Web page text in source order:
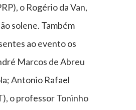
o Rogério da Van,
solene. Também
ao evento os
Marcos de Abreu
Antonio Rafael
o professor Toninho